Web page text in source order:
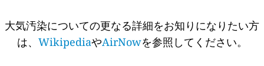
大気汚染についての更なる詳細をお知りになりたい方
は、 WikipediaやAirNowを参照してください。